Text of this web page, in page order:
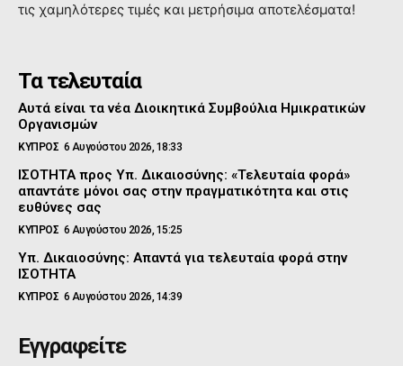
τις χαμηλότερες τιμές και μετρήσιμα αποτελέσματα!
Τα τελευταία
Αυτά είναι τα νέα Διοικητικά Συμβούλια Ημικρατικών
Οργανισμών
ΚΥΠΡΟΣ 6 Αυγούστου 2026, 18:33
ΙΣΟΤΗΤΑ προς Υπ. Δικαιοσύνης: «Τελευταία φορά»
απαντάτε μόνοι σας στην πραγματικότητα και στις
ευθύνες σας
ΚΥΠΡΟΣ 6 Αυγούστου 2026, 15:25
Υπ. Δικαιοσύνης: Απαντά για τελευταία φορά στην
ΙΣΟΤΗΤΑ
ΚΥΠΡΟΣ 6 Αυγούστου 2026, 14:39
Εγγραφείτε